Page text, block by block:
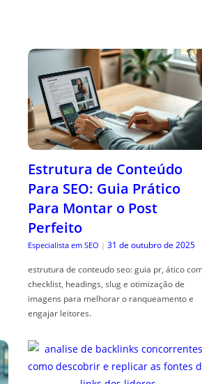
Estrutura de Conteúdo
Para SEO: Guia Prático
Para Montar o Post
Perfeito
Especialista em SEO | 31 de outubro de 2025
estrutura de conteudo seo: guia pr, ático
checklist, headings, slug e otimização de
imagens para melhorar o ranqueamento e
engajar leitores.